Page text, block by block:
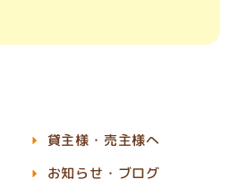
貸主様・売主様へ
お知らせ・ブログ